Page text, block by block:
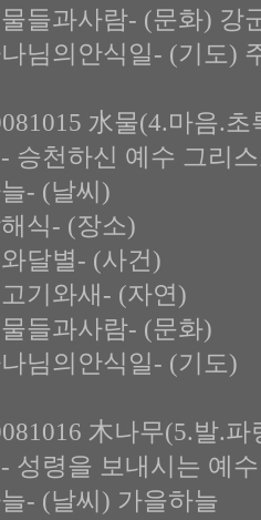
들과사람- (문화) 강
님의안식일- (기도)
水물(4.마음.초
승천하신 예수 그리
- (날씨)
식- (장소)
달별- (사건)
기와새- (자연)
들과사람- (문화)
님의안식일- (기도)
木나무(5.발.파
성령을 보내시는 예
- (날씨) 가을하늘